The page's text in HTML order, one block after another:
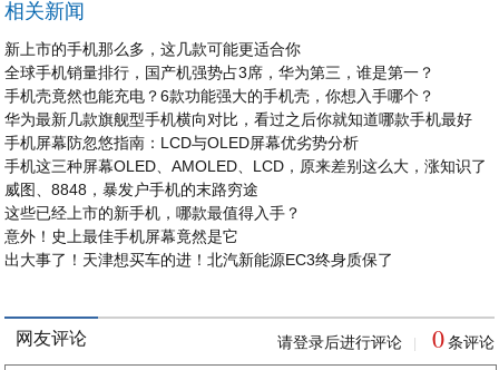
相关新闻
新上市的手机那么多，这几款可能更适合你
全球手机销量排行，国产机强势占3席，华为第三，谁是第一？
手机壳竟然也能充电？6款功能强大的手机壳，你想入手哪个？
华为最新几款旗舰型手机横向对比，看过之后你就知道哪款手机最好
手机屏幕防忽悠指南：LCD与OLED屏幕优劣势分析
手机这三种屏幕OLED、AMOLED、LCD，原来差别这么大，涨知识了
威图、8848，暴发户手机的末路穷途
这些已经上市的新手机，哪款最值得入手？
意外！史上最佳手机屏幕竟然是它
出大事了！天津想买车的进！北汽新能源EC3终身质保了
网友评论 请登录后进行评论 0 条评论